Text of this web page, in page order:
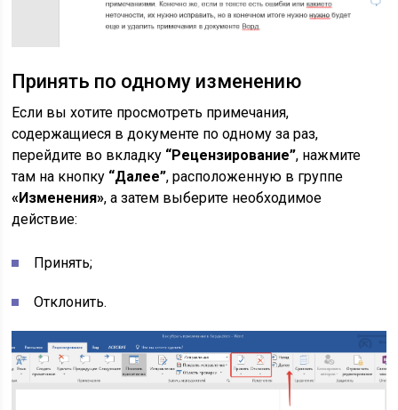
Принять по одному изменению
Если вы хотите просмотреть примечания,
содержащиеся в документе по одному за раз,
перейдите во вкладку “Рецензирование”, нажмите
там на кнопку “Далее”, расположенную в группе
«Изменения», а затем выберите необходимое
действие:
Принять;
Отклонить.